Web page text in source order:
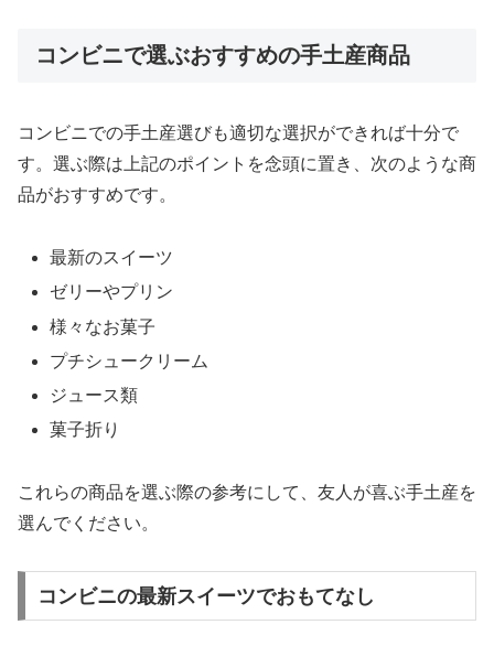
コンビニで選ぶおすすめの手土産商品
コンビニでの手土産選びも適切な選択ができれば十分で
す。選ぶ際は上記のポイントを念頭に置き、次のような商
品がおすすめです。
最新のスイーツ
ゼリーやプリン
様々なお菓子
プチシュークリーム
ジュース類
菓子折り
これらの商品を選ぶ際の参考にして、友人が喜ぶ手土産を
選んでください。
コンビニの最新スイーツでおもてなし